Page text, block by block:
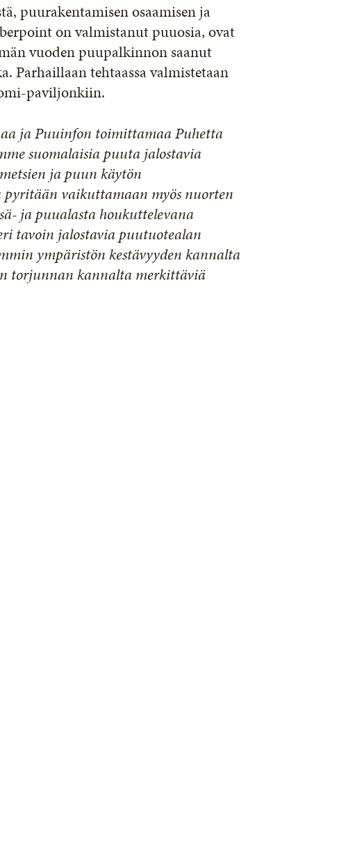
puurakentamisen osaamisen ja
on valmistanut puuosia, ovat
vuoden puupalkinnon saanut
Parhaillaan tehtaassa valmistetaan
paviljonkiin.
ja Puuinfon toimittamaa Puhetta
suomalaisia puuta jalostavia
ja puun käytön
pyritään vaikuttamaan myös nuorten
ja puualasta houkuttelevana
tavoin jalostavia puutuotealan
ympäristön kestävyyden kannalta
torjunnan kannalta merkittäviä